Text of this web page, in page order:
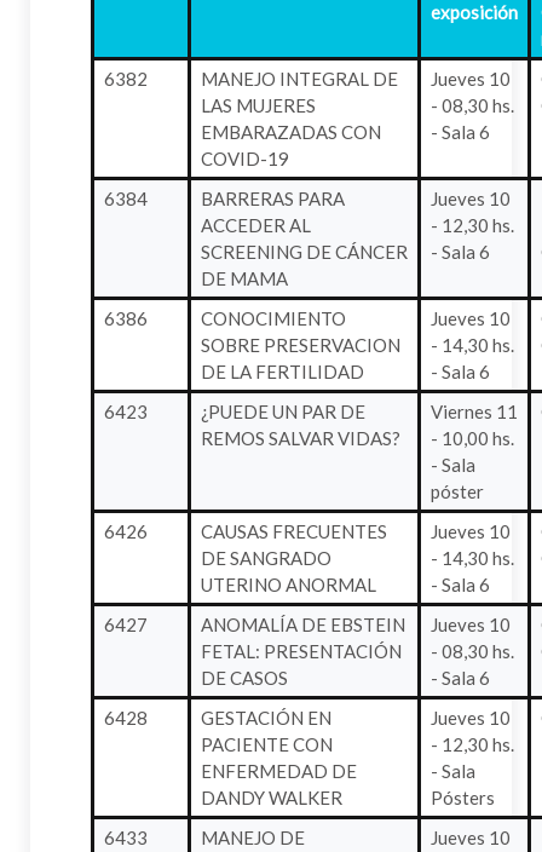
exposición
6382
MANEJO INTEGRAL DE
LAS MUJERES
EMBARAZADAS CON
COVID-19
Jueves 10
- 08,30 hs.
- Sala 6
6384
BARRERAS PARA
ACCEDER AL
SCREENING DE CÁNCER
DE MAMA
Jueves 10
- 12,30 hs.
- Sala 6
6386
CONOCIMIENTO
SOBRE PRESERVACION
DE LA FERTILIDAD
Jueves 10
- 14,30 hs.
- Sala 6
6423
¿PUEDE UN PAR DE
REMOS SALVAR VIDAS?
Viernes 11
- 10,00 hs.
- Sala
póster
6426
CAUSAS FRECUENTES
DE SANGRADO
UTERINO ANORMAL
Jueves 10
- 14,30 hs.
- Sala 6
6427
ANOMALÍA DE EBSTEIN
FETAL: PRESENTACIÓN
DE CASOS
Jueves 10
- 08,30 hs.
- Sala 6
6428
GESTACIÓN EN
PACIENTE CON
ENFERMEDAD DE
DANDY WALKER
Jueves 10
- 12,30 hs.
- Sala
Pósters
6433
MANEJO DE
Jueves 10